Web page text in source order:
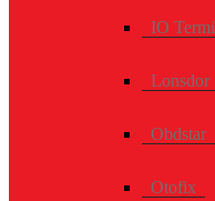
IO
Lonsdor
Obdstar
Otofix